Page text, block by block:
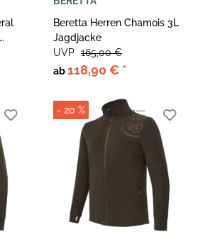
Beretta Herren Chamois 3L
Jagdjacke
ab118,90 € *
UVP 165,00 €
- 20 %